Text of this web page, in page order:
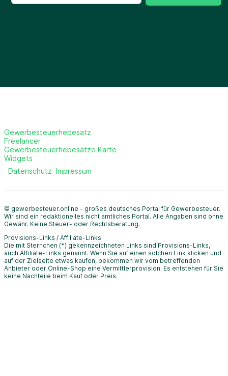
Gewerbesteuerhebesatz
Freelancer
Gewerbesteuerhebesätze Karte
Widgets
Datenschutz Impressum
© gewerbesteuer.online - großes deutsches Portal für Gewerbesteuer.
Wir sind ein redaktionelles nicht amtliches Portal. Alle Angaben sind ohne
Gewähr. Keine Steuer- oder Rechtsberatung.
Provisions-Links / Affiliate-Links
Die mit Sternchen (*) gekennzeichneten Links sind Provisions-Links,
auch Affiliate-Links genannt. Wenn Sie auf einen solchen Link klicken und
auf der Zielseite etwas kaufen, bekommen wir vom betreffenden
Anbieter oder Online-Shop eine Vermittlerprovision. Es entstehen für Sie
keine Nachteile beim Kauf oder Preis.